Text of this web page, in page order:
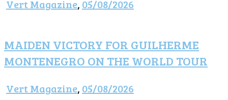
Vert Magazine, 05/08/2026
MAIDEN VICTORY FOR GUILHERME
MONTENEGRO ON THE WORLD TOUR
Vert Magazine, 05/08/2026